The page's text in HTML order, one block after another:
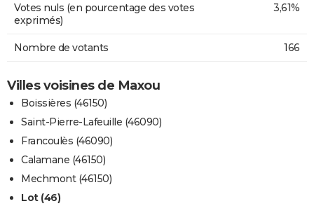
Votes nuls (en pourcentage des votes
exprimés)
3,61%
Nombre de votants 166
Villes voisines de Maxou
Boissières (46150)
Saint-Pierre-Lafeuille (46090)
Francoulès (46090)
Calamane (46150)
Mechmont (46150)
Lot (46)